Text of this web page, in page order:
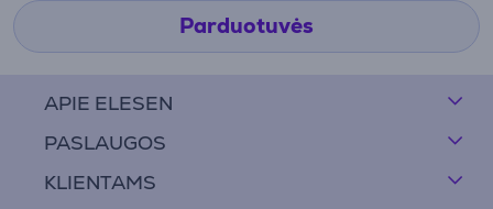
APIE ELESEN
PASLAUGOS
KLIENTAMS
Parduotuvės